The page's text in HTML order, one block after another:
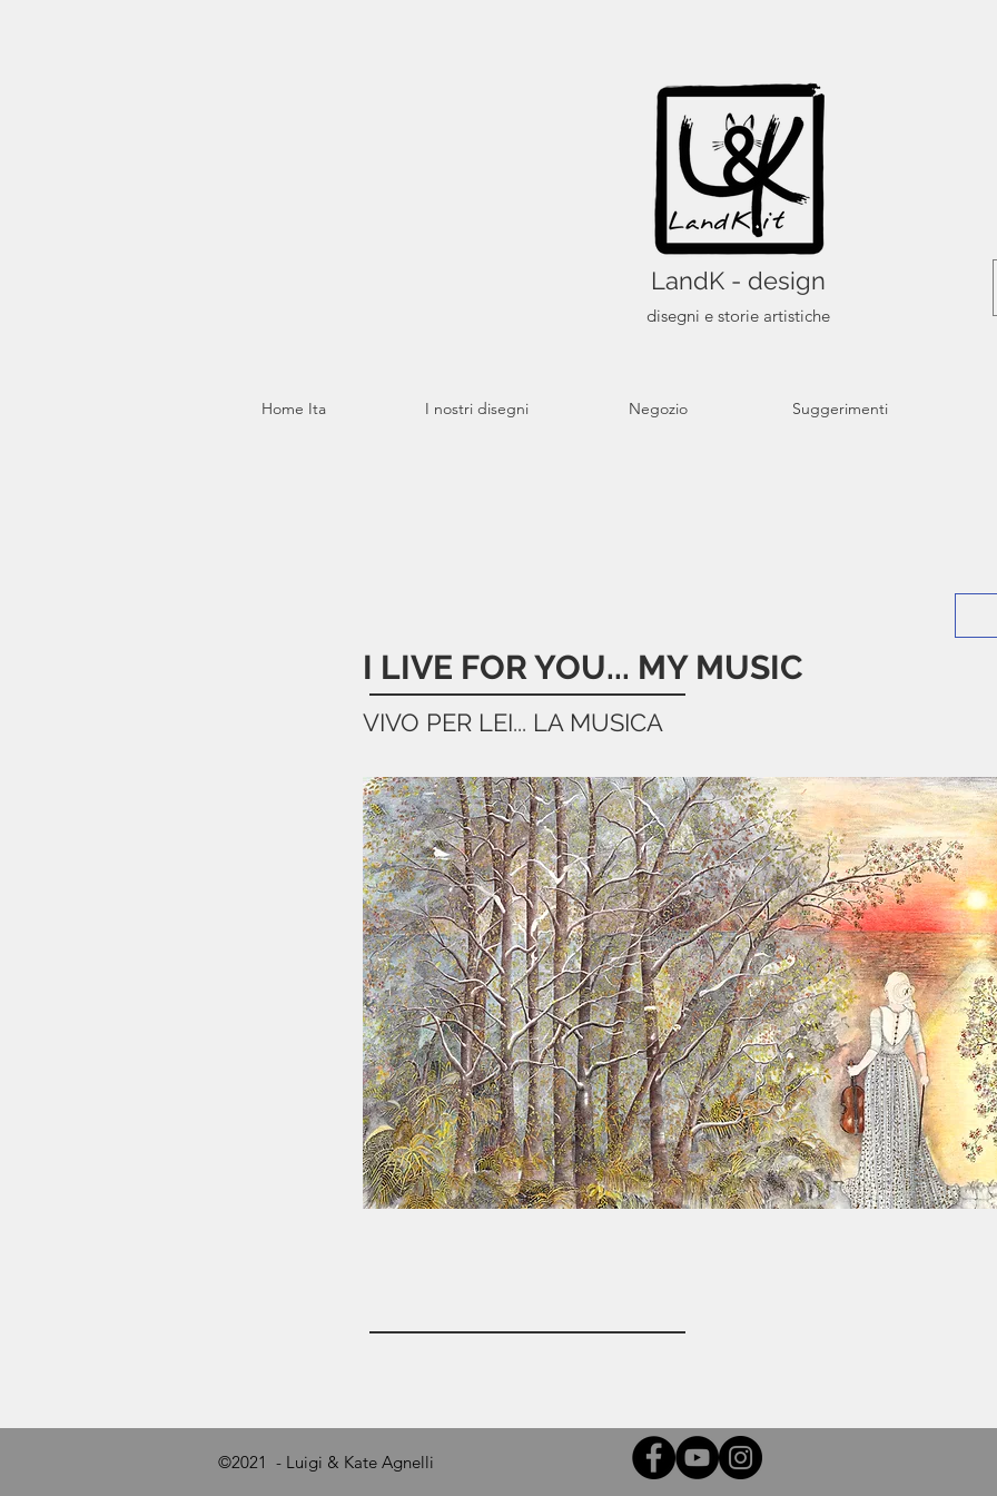
LandK - design
disegni e storie artistiche
Home Ita I nostri disegni Negozio Suggerimenti
I LIVE FOR YOU... MY MUSIC
VIVO PER LEI... LA MUSICA
©2021 - Luigi & Kate Agnelli